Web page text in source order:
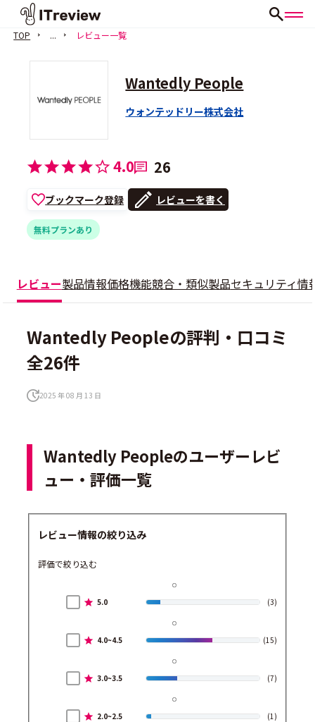
TOP ... レビュー一覧
Wantedly People
ウォンテッドリー株式会社
4.0 26
ブックマーク登録 レビューを書く
無料プランあり
レビュー製品情報価格機能競合・類似製品セキュリティ情
Wantedly Peopleの評判・口コミ
全26件
2025 年 08 月 13 日
Wantedly Peopleのユーザーレビ
ュー・評価一覧
レビュー情報の絞り込み
評価で絞り込む
5.0 (3)
4.0~4.5 (15)
3.0~3.5 (7)
2.0~2.5 (1)